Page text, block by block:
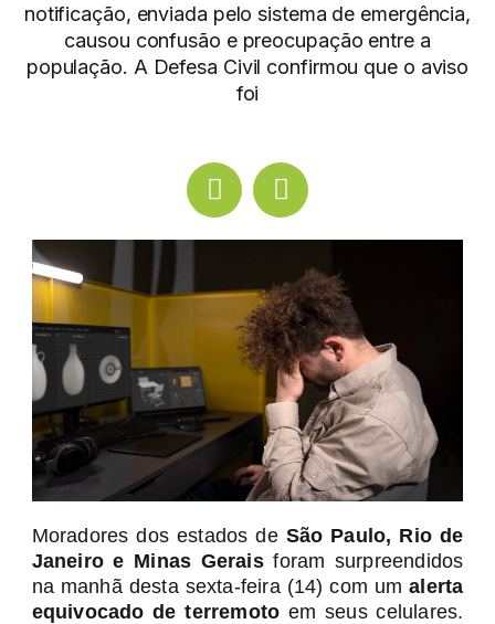
notificação, enviada pelo sistema de emergência,
causou confusão e preocupação entre a
população. A Defesa Civil confirmou que o aviso
foi
Moradores dos estados de São Paulo, Rio de
Janeiro e Minas Geraisforam surpreendidos
na manhã desta sexta-feira (14) com umalerta
equivocado de terremoto em seus celulares.